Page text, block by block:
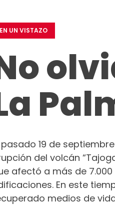
EN UN VISTAZO
pasado 19 de
del volcán
afectó a más de
En este
medios de